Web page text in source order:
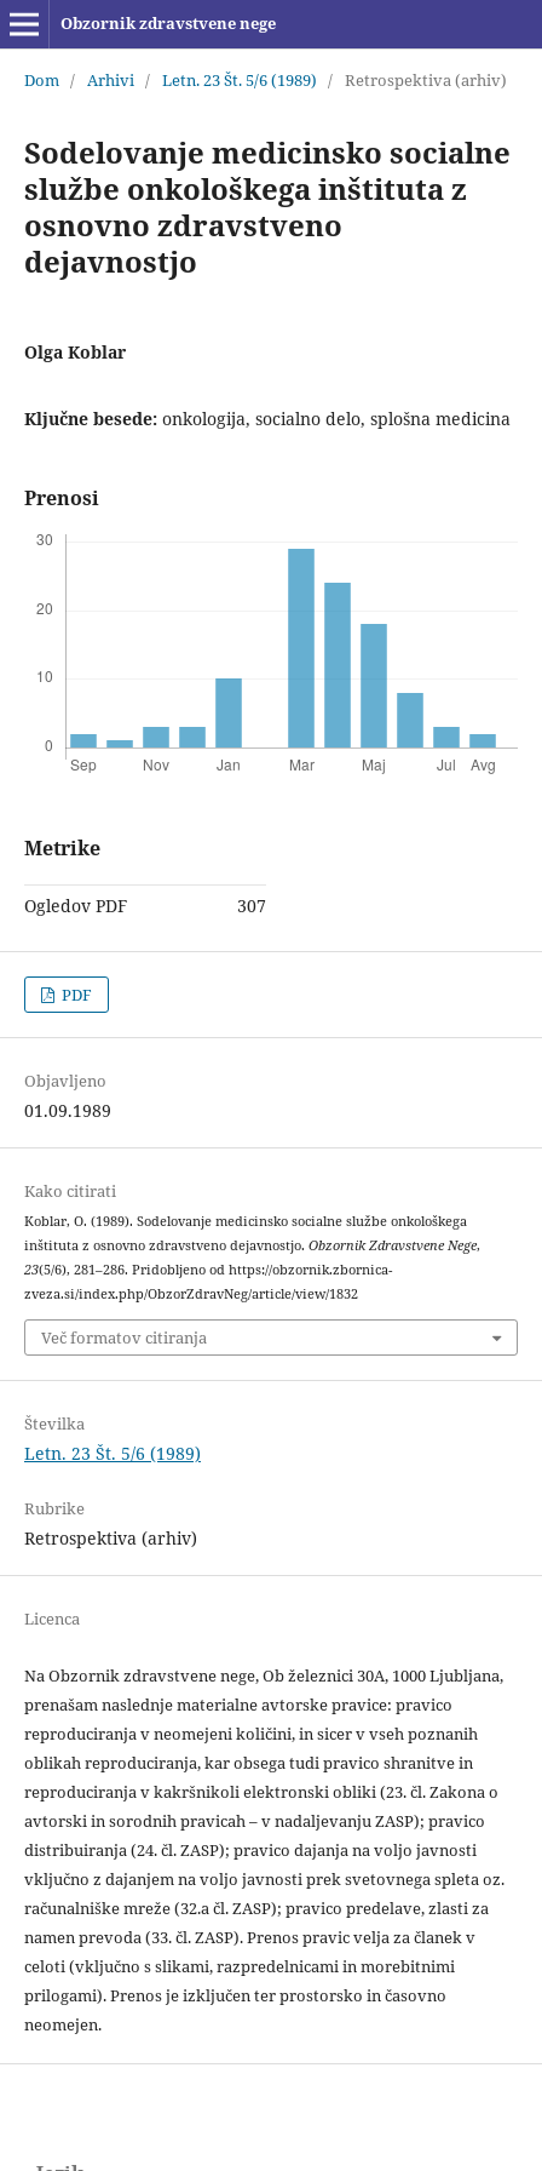
Obzornik zdravstvene nege
Dom / Arhivi / Letn. 23 Št. 5/6 (1989) / Retrospektiva (arhiv)
Sodelovanje medicinsko socialne
službe onkološkega inštituta z
osnovno zdravstveno
dejavnostjo
Olga Koblar
Ključne besede: onkologija, socialno delo, splošna medicina
Prenosi
Metrike
Ogledov PDF 307
PDF
Objavljeno
01.09.1989
Kako citirati
Koblar, O. (1989). Sodelovanje medicinsko socialne službe onkološkega
inštituta z osnovno zdravstveno dejavnostjo. Obzornik Zdravstvene Nege,
23(5/6), 281–286. Pridobljeno od https://obzornik.zbornica-
zveza.si/index.php/ObzorZdravNeg/article/view/1832
Več formatov citiranja
Številka
Letn. 23 Št. 5/6 (1989)
Rubrike
Retrospektiva (arhiv)
Licenca
Na Obzornik zdravstvene nege, Ob železnici 30A, 1000 Ljubljana,
prenašam naslednje materialne avtorske pravice: pravico
reproduciranja v neomejeni količini, in sicer v vseh poznanih
oblikah reproduciranja, kar obsega tudi pravico shranitve in
reproduciranja v kakršnikoli elektronski obliki (23. čl. Zakona o
avtorski in sorodnih pravicah – v nadaljevanju ZASP); pravico
distribuiranja (24. čl. ZASP); pravico dajanja na voljo javnosti
vključno z dajanjem na voljo javnosti prek svetovnega spleta oz.
računalniške mreže (32.a čl. ZASP); pravico predelave, zlasti za
namen prevoda (33. čl. ZASP). Prenos pravic velja za članek v
celoti (vključno s slikami, razpredelnicami in morebitnimi
prilogami). Prenos je izključen ter prostorsko in časovno
neomejen.